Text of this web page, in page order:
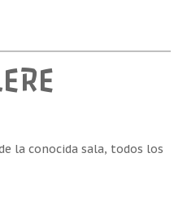
la conocida sala, todos los